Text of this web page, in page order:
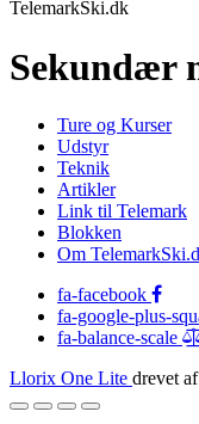
TelemarkSki.dk
Sekundær
Ture og Kurser
Udstyr
Teknik
Artikler
Link til Telemark
Blokken
Om
fa-facebook
fa-google-plus-
fa-balance-scale
Llorix One Lite drevet af